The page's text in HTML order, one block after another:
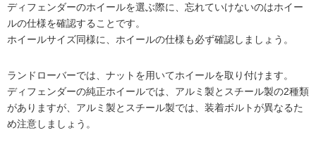
ディフェンダーのホイールを選ぶ際に、忘れていけないのはホイー
ルの仕様を確認することです。
ホイールサイズ同様に、ホイールの仕様も必ず確認しましょう。
ランドローバーでは、ナットを用いてホイールを取り付けます。
ディフェンダーの純正ホイールでは、アルミ製とスチール製の2種類
がありますが、アルミ製とスチール製では、装着ボルトが異なるた
め注意しましょう。